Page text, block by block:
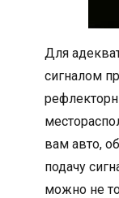
Для
сигналом
вам авто,
подачу
можно не